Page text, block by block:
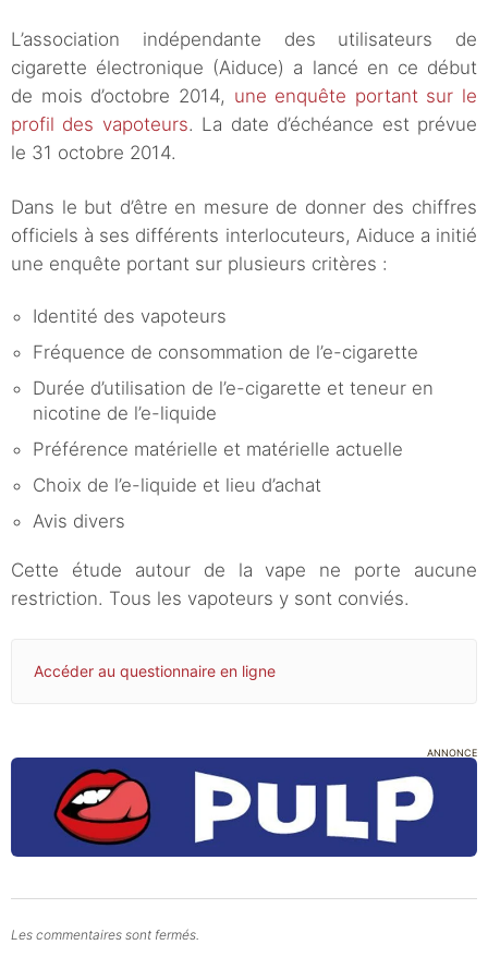
L’association indépendante des utilisateurs de
cigarette électronique (Aiduce) a lancé en ce début
de mois d’octobre 2014, une enquête portant sur le
profil des vapoteurs. La date d’échéance est prévue
le 31 octobre 2014.
Dans le but d’être en mesure de donner des chiffres
officiels à ses différents interlocuteurs, Aiduce a initié
une enquête portant sur plusieurs critères :
Identité des vapoteurs
Fréquence de consommation de l’e-cigarette
Durée d’utilisation de l’e-cigarette et teneur en
nicotine de l’e-liquide
Préférence matérielle et matérielle actuelle
Choix de l’e-liquide et lieu d’achat
Avis divers
Cette étude autour de la vape ne porte aucune
restriction. Tous les vapoteurs y sont conviés.
Accéder au questionnaire en ligne
ANNONCE
Les commentaires sont fermés.